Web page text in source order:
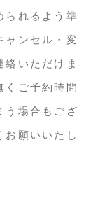
られるよう準
ャンセル・変
絡いただけま
くご予約時間
う場合もござ
お願いいたし